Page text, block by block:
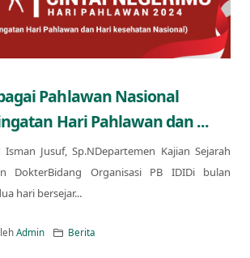
Pahlawan Nasional
Hari Pahlawan dan ...
Jusuf, Sp.NDepartemen Kajian Sejarah
DokterBidang Organisasi PB IDIDi bulan
hari bersejar...
Admin Berita